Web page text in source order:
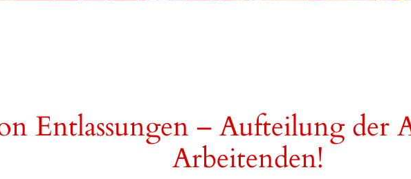
Entlassungen – Aufteilung der
Arbeitenden!